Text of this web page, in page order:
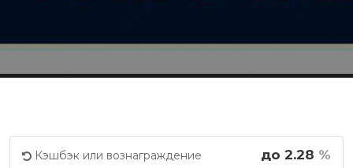
Кэшбэк или вознаграждение до 2.28 %